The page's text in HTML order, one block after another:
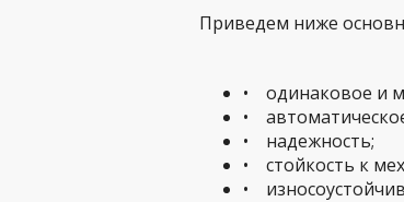
Приведем ниже
• одинаковое и
•
• надежность;
• стойкость к
•